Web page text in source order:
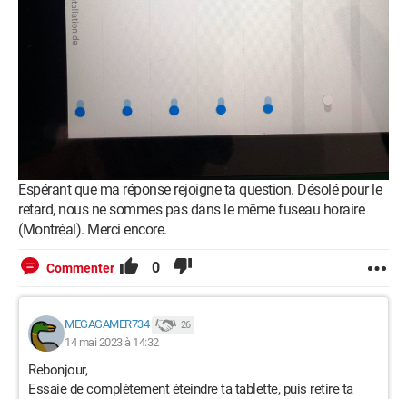
Espérant que ma réponse rejoigne ta question. Désolé pour le
retard, nous ne sommes pas dans le même fuseau horaire
(Montréal). Merci encore.
Commenter 0
MEGAGAMER734 26
14 mai 2023 à 14:32
Rebonjour,
Essaie de complètement éteindre ta tablette, puis retire ta